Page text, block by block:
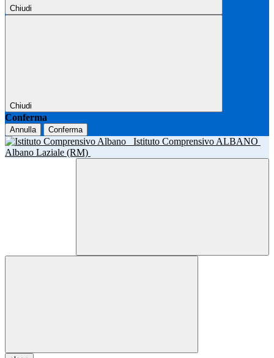
Chiudi
Chiudi
Conferma
Annulla Conferma
Istituto Comprensivo ALBANO
Albano Laziale (RM)